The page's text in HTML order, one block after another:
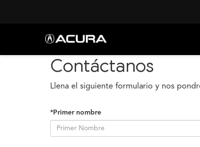
Contáctanos
Llena el siguiente formulario y nos
*Primer nombre